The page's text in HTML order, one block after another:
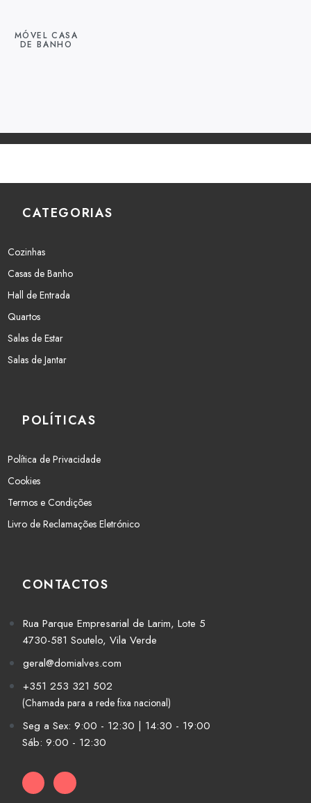
MÓVEL CASA
DE BANHO
CATEGORIAS
Cozinhas
Casas de Banho
Hall de Entrada
Quartos
Salas de Estar
Salas de Jantar
POLÍTICAS
Política de Privacidade
Cookies
Termos e Condições
Livro de Reclamações Eletrónico
CONTACTOS
Rua Parque Empresarial de Larim, Lote 5
4730-581 Soutelo, Vila Verde
geral@domialves.com
+351 253 321 502
(Chamada para a rede fixa nacional)
Seg a Sex: 9:00 - 12:30 | 14:30 - 19:00
Sáb: 9:00 - 12:30